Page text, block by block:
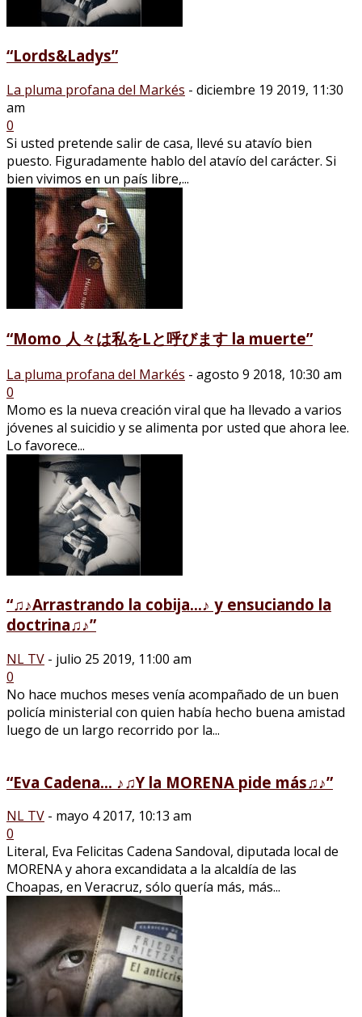
“Lords&Ladys”
La pluma profana del Markés - diciembre 19 2019, 11:30
am
0
Si usted pretende salir de casa, llevé su atavío bien
puesto. Figuradamente hablo del atavío del carácter. Si
bien vivimos en un país libre,...
“Momo 人々は私をLと呼びます la muerte”
La pluma profana del Markés - agosto 9 2018, 10:30 am
0
Momo es la nueva creación viral que ha llevado a varios
jóvenes al suicidio y se alimenta por usted que ahora lee.
Lo favorece...
“♫♪Arrastrando la cobija…♪ y ensuciando la
doctrina♫♪”
NL TV - julio 25 2019, 11:00 am
0
No hace muchos meses venía acompañado de un buen
policía ministerial con quien había hecho buena amistad
luego de un largo recorrido por la...
“Eva Cadena… ♪♫Y la MORENA pide más♫♪”
NL TV - mayo 4 2017, 10:13 am
0
Literal, Eva Felicitas Cadena Sandoval, diputada local de
MORENA y ahora excandidata a la alcaldía de las
Choapas, en Veracruz, sólo quería más, más...